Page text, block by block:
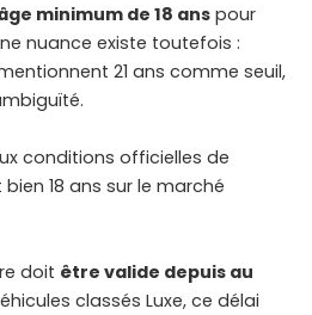
minimum de 18 ans pour
nuance existe toutefois :
21 ans comme seuil,
conditions officielles de
18 ans sur le marché
doit être valide depuis au
classés Luxe, ce délai